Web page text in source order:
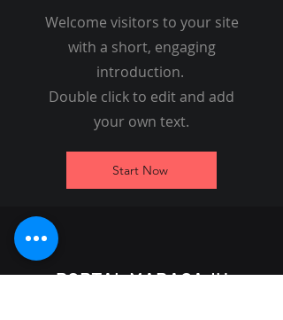
Peluffo
Welcome visitors to your site
with a short, engaging
introduction.
Double click to edit and add
your own text.
Start Now
PORTAL MARACAJU